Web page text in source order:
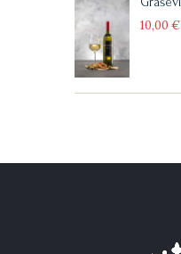
1000 €